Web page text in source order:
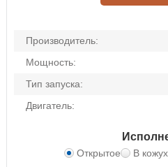
Производитель:
Мощность:
Тип запуска:
Двигатель:
Открытое В